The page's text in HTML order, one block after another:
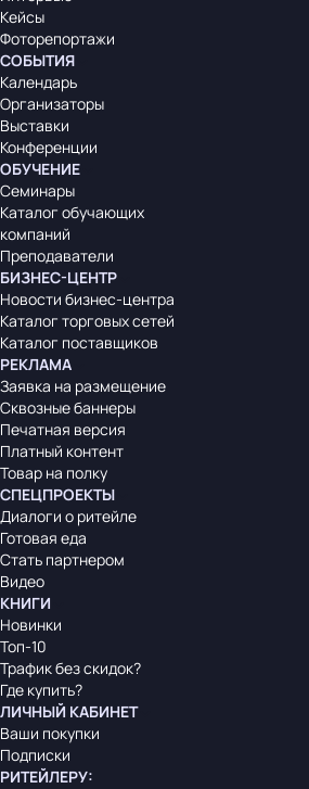
Кейсы
Фоторепортажи
СОБЫТИЯ
Календарь
Организаторы
Выставки
Конференции
ОБУЧЕНИЕ
Семинары
Каталог обучающих
компаний
Преподаватели
БИЗНЕС-ЦЕНТР
Новости бизнес-центра
Каталог торговых сетей
Каталог поставщиков
РЕКЛАМА
Заявка на размещение
Сквозные баннеры
Печатная версия
Платный контент
Товар на полку
СПЕЦПРОЕКТЫ
Диалоги о ритейле
Готовая еда
Стать партнером
Видео
КНИГИ
Новинки
Топ-10
Трафик без скидок?
Где купить?
ЛИЧНЫЙ КАБИНЕТ
Ваши покупки
Подписки
РИТЕЙЛЕРУ: